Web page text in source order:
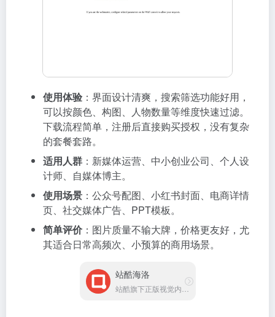
使用体验 ：界面设计清爽，搜索筛选功能好用，
可以按颜色、构图、人物数量等维度快速过滤。
下载流程简单，注册后直接购买授权，没有复杂
的套餐套路。
适用人群 ：新媒体运营、中小创业公司、个人设
计师、自媒体博主。
使用场景 ：公众号配图、小红书封面、电商详情
页、社交媒体广告、PPT模板。
简单评价：图片质量不输大牌，价格更友好，尤
其适合日常高频次、小预算的商用场景。
站酷海洛
站酷旗下正版视觉内容平台